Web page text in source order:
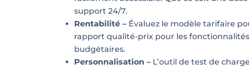
support 24/7.
Rentabilité – Évaluez le modèle tarifaire
rapport qualité-prix pour les
budgétaires.
Personnalisation – L’outil de test de